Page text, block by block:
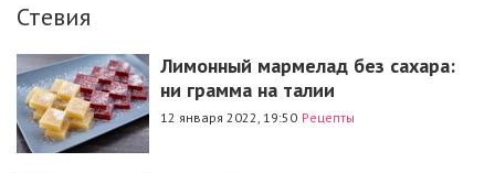
Стевия
Лимонный мармелад без сахара:
ни грамма на талии
12 января 2022, 19:50 Рецепты